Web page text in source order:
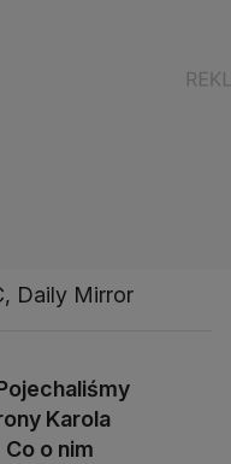
Daily Mirror
Karola
o nim